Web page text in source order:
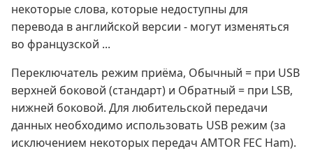
некоторые слова, которые недоступны для
перевода в английской версии - могут изменяться
во французской ...
Переключатель режим приёма, Обычный = при USB
верхней боковой (стандарт) и Обратный = при LSB,
нижней боковой. Для любительской передачи
данных необходимо использовать USB режим (за
исключением некоторых передач AMTOR FEC Ham).